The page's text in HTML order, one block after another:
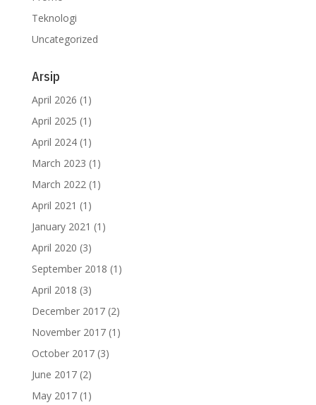
Teknologi
Uncategorized
Arsip
April 2026 (1)
April 2025 (1)
April 2024(1)
March 2023 (1)
March 2022(1)
April 2021 (1)
January 2021 (1)
April 2020 (3)
September 2018 (1)
April 2018 (3)
December 2017(2)
November 2017(1)
October 2017(3)
June 2017(2)
May 2017(1)